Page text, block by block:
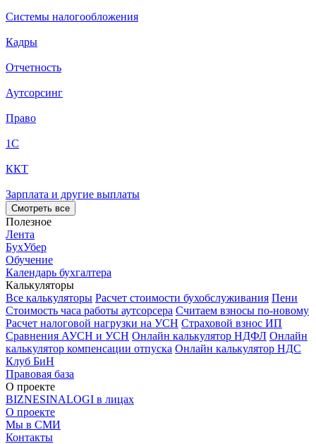
Системы налогообложения
Кадры
Отчетность
Аутсорсинг
Право
1С
ККТ
Зарплата и другие выплаты
Смотреть все
Полезное
Лента
БухУбер
Обучение
Календарь бухгалтера
Калькуляторы
Все калькуляторы Расчет стоимости бухобслуживания Пени
Стоимость часа работы аутсорсера Считаем взносы по-новому
Расчет налоговой нагрузки на УСН Страховой взнос ИП
Сравнения АУСН и УСН Онлайн калькулятор НДФЛ Онлайн
калькулятор компенсации отпуска Онлайн калькулятор НДС
Клуб БиН
Правовая база
О проекте
BIZNESINALOGI в лицах
О проекте
Мы в СМИ
Контакты